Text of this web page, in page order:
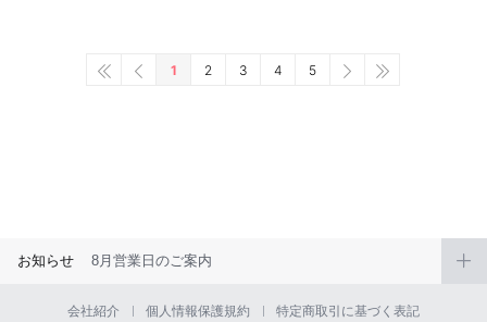
1 2 3 4 5
お知らせ 8月営業日のご案内
会社紹介 個人情報保護規約 特定商取引に基づく表記